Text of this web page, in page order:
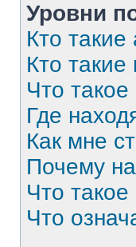
Уровни
Кто
Кто
Что
Где
Как мне
Почему
Что
Что